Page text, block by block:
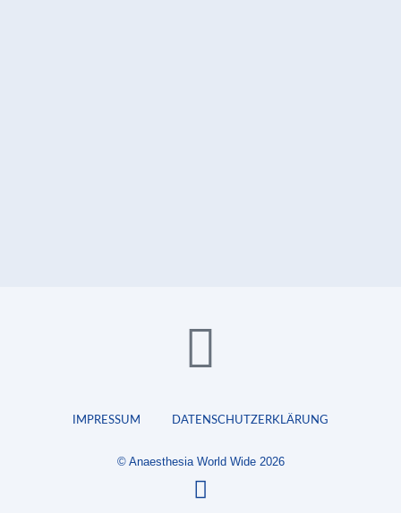
IMPRESSUM DATENSCHUTZERKLÄRUNG
© Anaesthesia World Wide 2026